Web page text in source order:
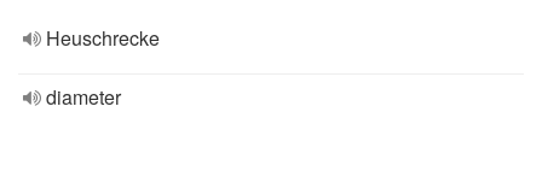
Heuschrecke
diameter